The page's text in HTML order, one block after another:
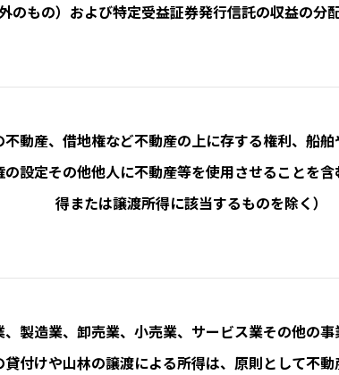
のもの）および特定受益証券発行信託の収益の分
動産、借地権など不動産の上に存する権利、船
設定その他他人に不動産等を使用させることを
得または譲渡所得に該当するものを除く）
、製造業、卸売業、小売業、サービス業その他の
付けや山林の譲渡による所得は、原則として不